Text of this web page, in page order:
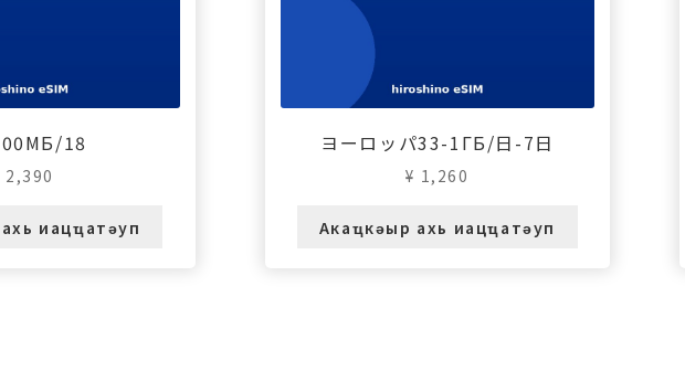
18
2,390
иацҵатәуп
ヨーロッパ33-1ГБ/日-7日
¥ 1,260
Акаҵкәыр ахь иацҵатәуп